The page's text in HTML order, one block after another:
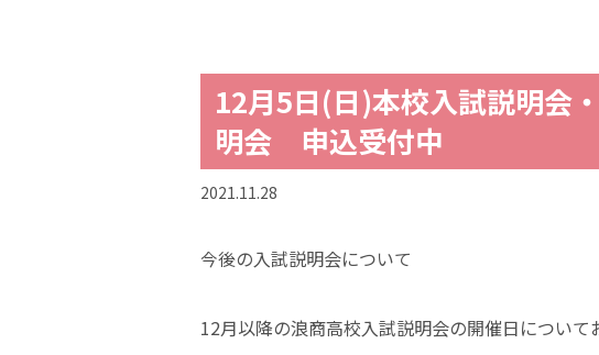
12月5日(日)本校入試説明会
明会 申込受付中
2021.11.28
今後の入試説明会について
12月以降の浪商高校入試説明会の開催日について